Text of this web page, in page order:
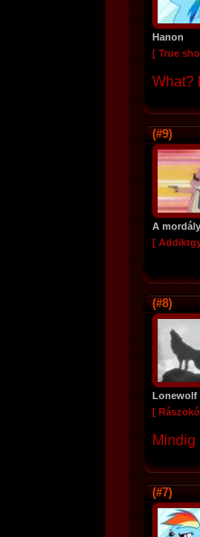
Hanon
[ True
What?
(#9)
A
[
(#8)
Lonewolf
[
Mindig
(#7)